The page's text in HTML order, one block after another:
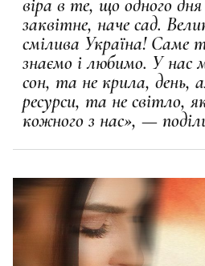
віра в те, що одного
заквітне, наче сад.
смілива Україна! Саме
знаємо і любимо. У
сон, та не крила, день,
ресурси, та не світло,
кожного з нас», —